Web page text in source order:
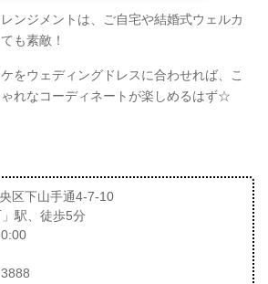
ンジメントは、ご自宅や結婚式ウェルカ
も素敵！
をウェディングドレスに合わせれば、こ
れなコーディネートが楽しめるはず☆
下山手通4-7-10
駅、徒歩5分